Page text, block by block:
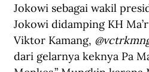
Jokowi sebagai wakil
Jokowi didamping KH
Viktor Kamang,
dari gelarnya keknya Pa